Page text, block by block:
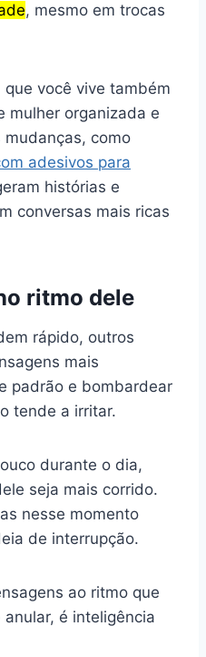
, mesmo em trocas
você vive também
mulher organizada e
mudanças, como
adesivos para
histórias e
conversas mais ricas
ritmo dele
rápido, outros
mais
padrão e bombardear
tende a irritar.
durante o dia,
seja mais corrido.
nesse momento
de interrupção.
ao ritmo que
é inteligência